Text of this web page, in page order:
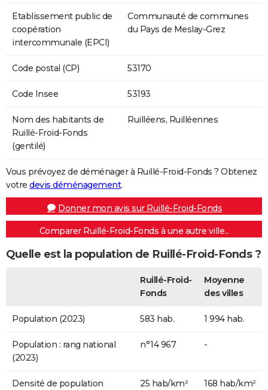
Etablissement public de
coopération
intercommunale (EPCI)
Communauté de communes
du Pays de Meslay-Grez
Code postal (CP) 53170
Code Insee 53193
Nom des habitants de
Ruillé-Froid-Fonds
(gentilé)
Ruilléens, Ruilléennes
Vous prévoyez de déménager à Ruillé-Froid-Fonds ? Obtenez
votre devis déménagement.
Donner mon avis sur Ruillé-Froid-Fonds
Comparer Ruillé-Froid-Fonds à une autre ville...
Quelle est la population de Ruillé-Froid-Fonds ?
Ruillé-Froid-
Fonds
Moyenne
des villes
Population (2023) 583 hab. 1 994 hab.
Population : rang national
(2023)
n°14 967 -
Densité de population
25 hab/km² 168 hab/km²